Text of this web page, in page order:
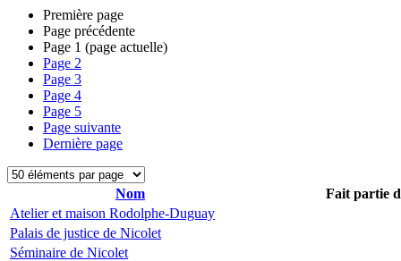
Première page
Page précédente
Page 1 (page actuelle)
Page 2
Page 3
Page 4
Page 5
Page suivante
Dernière page
Nom
Fait partie
Atelier et maison Rodolphe-Duguay
Palais de justice de Nicolet
Séminaire de Nicolet